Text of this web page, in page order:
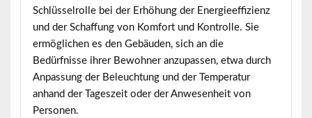
Schlüsselrolle bei der Erhöhung der Energieeffizienz
und der Schaffung von Komfort und Kontrolle. Sie
ermöglichen es den Gebäuden, sich an die
Bedürfnisse ihrer Bewohner anzupassen, etwa durch
Anpassung der Beleuchtung und der Temperatur
anhand der Tageszeit oder der Anwesenheit von
Personen.